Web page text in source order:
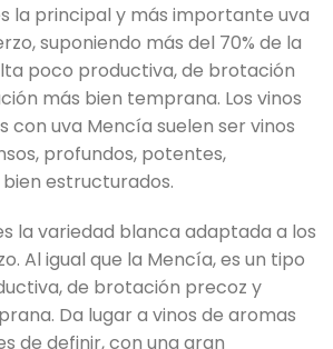
la principal y más importante uva
suponiendo más del 70% de la
poco productiva, de brotación
más bien temprana. Los vinos
con uva Mencía suelen ser vinos
profundos, potentes,
estructurados.
la variedad blanca adaptada a los
Al igual que la Mencía, es un tipo
de brotación precoz y
Da lugar a vinos de aromas
de definir, con una gran